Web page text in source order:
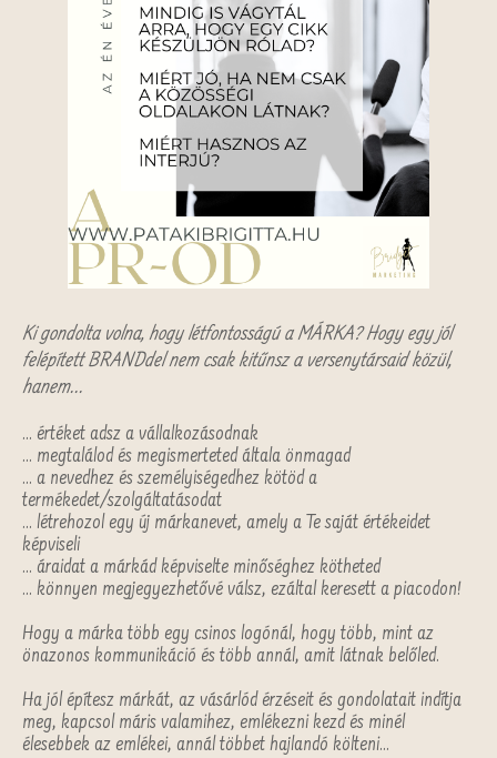
Ki gondolta volna, hogy létfontosságú a MÁRKA?Hogy egy jól
felépített BRANDdel nem csak kitűnsz a versenytársaid közül,
hanem...
... értéket adsz a vállalkozásodnak
... megtalálod és megismerteted általa önmagad
... a nevedhez és személyiségedhez kötöd a
termékedet/szolgáltatásodat
... létrehozol egy új márkanevet, amely a Te saját értékeidet
képviseli
... áraidat a márkád képviselte minőséghez kötheted
... könnyen megjegyezhetővé válsz, ezáltal keresett a piacodon!
Hogy a márka több egy csinos logónál, hogy több, mint az
önazonos kommunikáció és több annál, amit látnak belőled.
Ha jól építesz márkát, az vásárlód érzéseit és gondolatait indítja
meg, kapcsol máris valamihez, emlékezni kezd és minél
élesebbek az emlékei, annál többet hajlandó költeni...